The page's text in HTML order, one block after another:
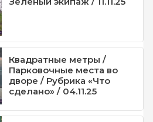
Квадратные метры /
Парковочные места во
дворе / Рубрика «Что
сделано» / 04.11.25